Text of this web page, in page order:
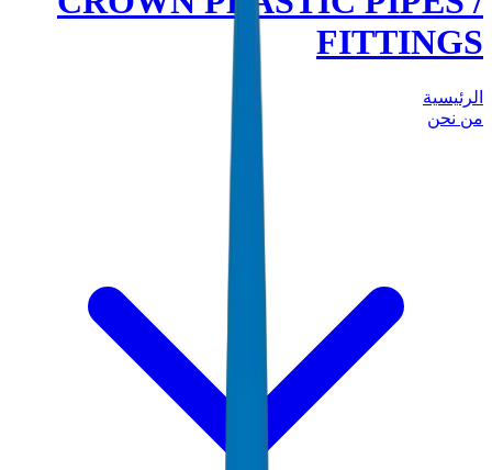
FITTINGS
الرئيسية
من نحن